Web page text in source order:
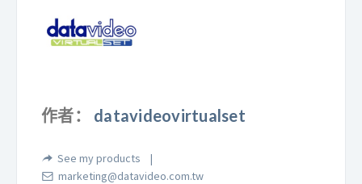
作者： datavideovirtualset
See my products
marketing@datavideo.com.tw